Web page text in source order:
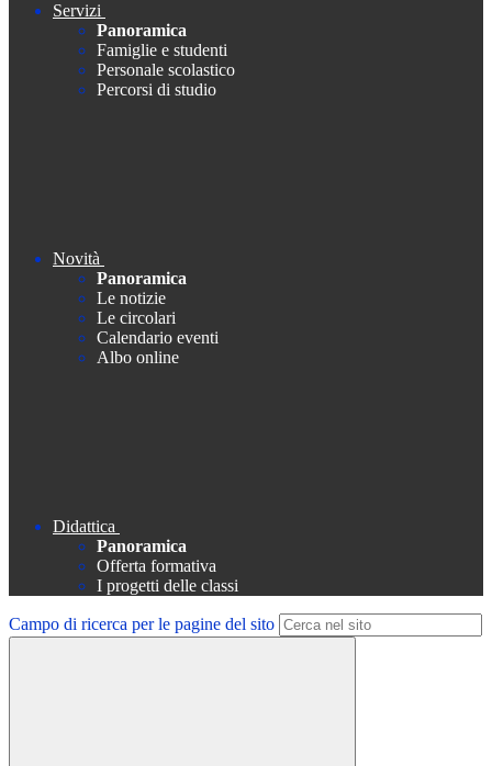
Servizi
Panoramica
Famiglie e studenti
Personale scolastico
Percorsi di studio
Novità
Panoramica
Le notizie
Le circolari
Calendario eventi
Albo online
Didattica
Panoramica
Offerta formativa
I progetti delle classi
Campo di ricerca per le pagine del sito